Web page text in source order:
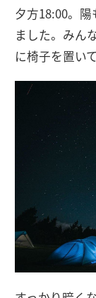
夕方18:00。
ました。みん
に椅子を置い